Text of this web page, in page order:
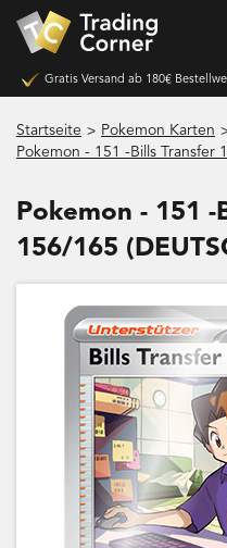
Gratis Versand ab 180€
Startseite > Pokemon Karten
Pokemon - 151 -Bills Transfer
Pokemon - 151 -
156/165